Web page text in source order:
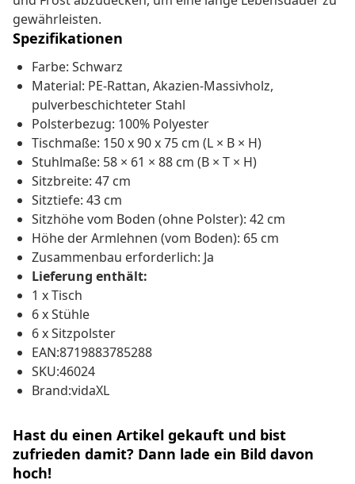
gewährleisten.
Spezifikationen
Farbe: Schwarz
Material: PE-Rattan, Akazien-Massivholz,
pulverbeschichteter Stahl
Polsterbezug: 100% Polyester
Tischmaße: 150 x 90 x 75 cm (L × B × H)
Stuhlmaße: 58 × 61 × 88 cm (B × T × H)
Sitzbreite: 47 cm
Sitztiefe: 43 cm
Sitzhöhe vom Boden (ohne Polster): 42 cm
Höhe der Armlehnen (vom Boden): 65 cm
Zusammenbau erforderlich: Ja
Lieferung enthält:
1 x Tisch
6 x Stühle
6 x Sitzpolster
EAN:8719883785288
SKU:46024
Brand:vidaXL
Hast du einen Artikel gekauft und bist
zufrieden damit? Dann lade ein Bild davon
hoch!